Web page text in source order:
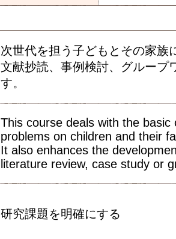
次世代を担う子どもとその家族
文献抄読、事例検討、グループ
す。
This course deals with the
problems on children and their
It also enhances the
literature review, case study or
研究課題を明確にする